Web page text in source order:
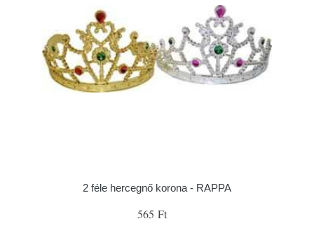
2 féle hercegnő korona - RAPPA
565 Ft